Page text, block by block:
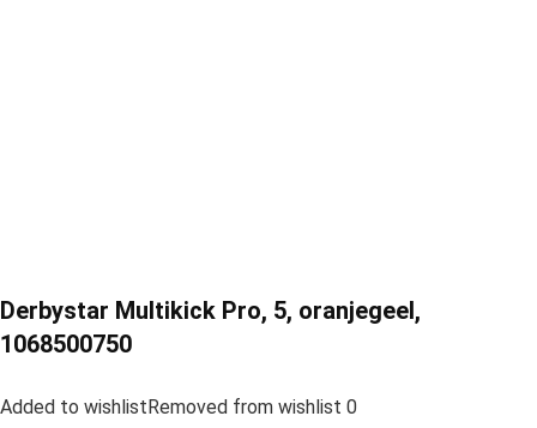
Derbystar Multikick Pro, 5, oranjegeel,
1068500750
Added to wishlistRemoved from wishlist 0